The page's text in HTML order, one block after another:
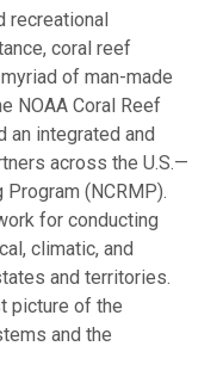
recreational
coral reef
of man-made
NOAA Coral Reef
an integrated and
across the U.S.—
(NCRMP).
for conducting
climatic, and
and territories.
picture of the
and the